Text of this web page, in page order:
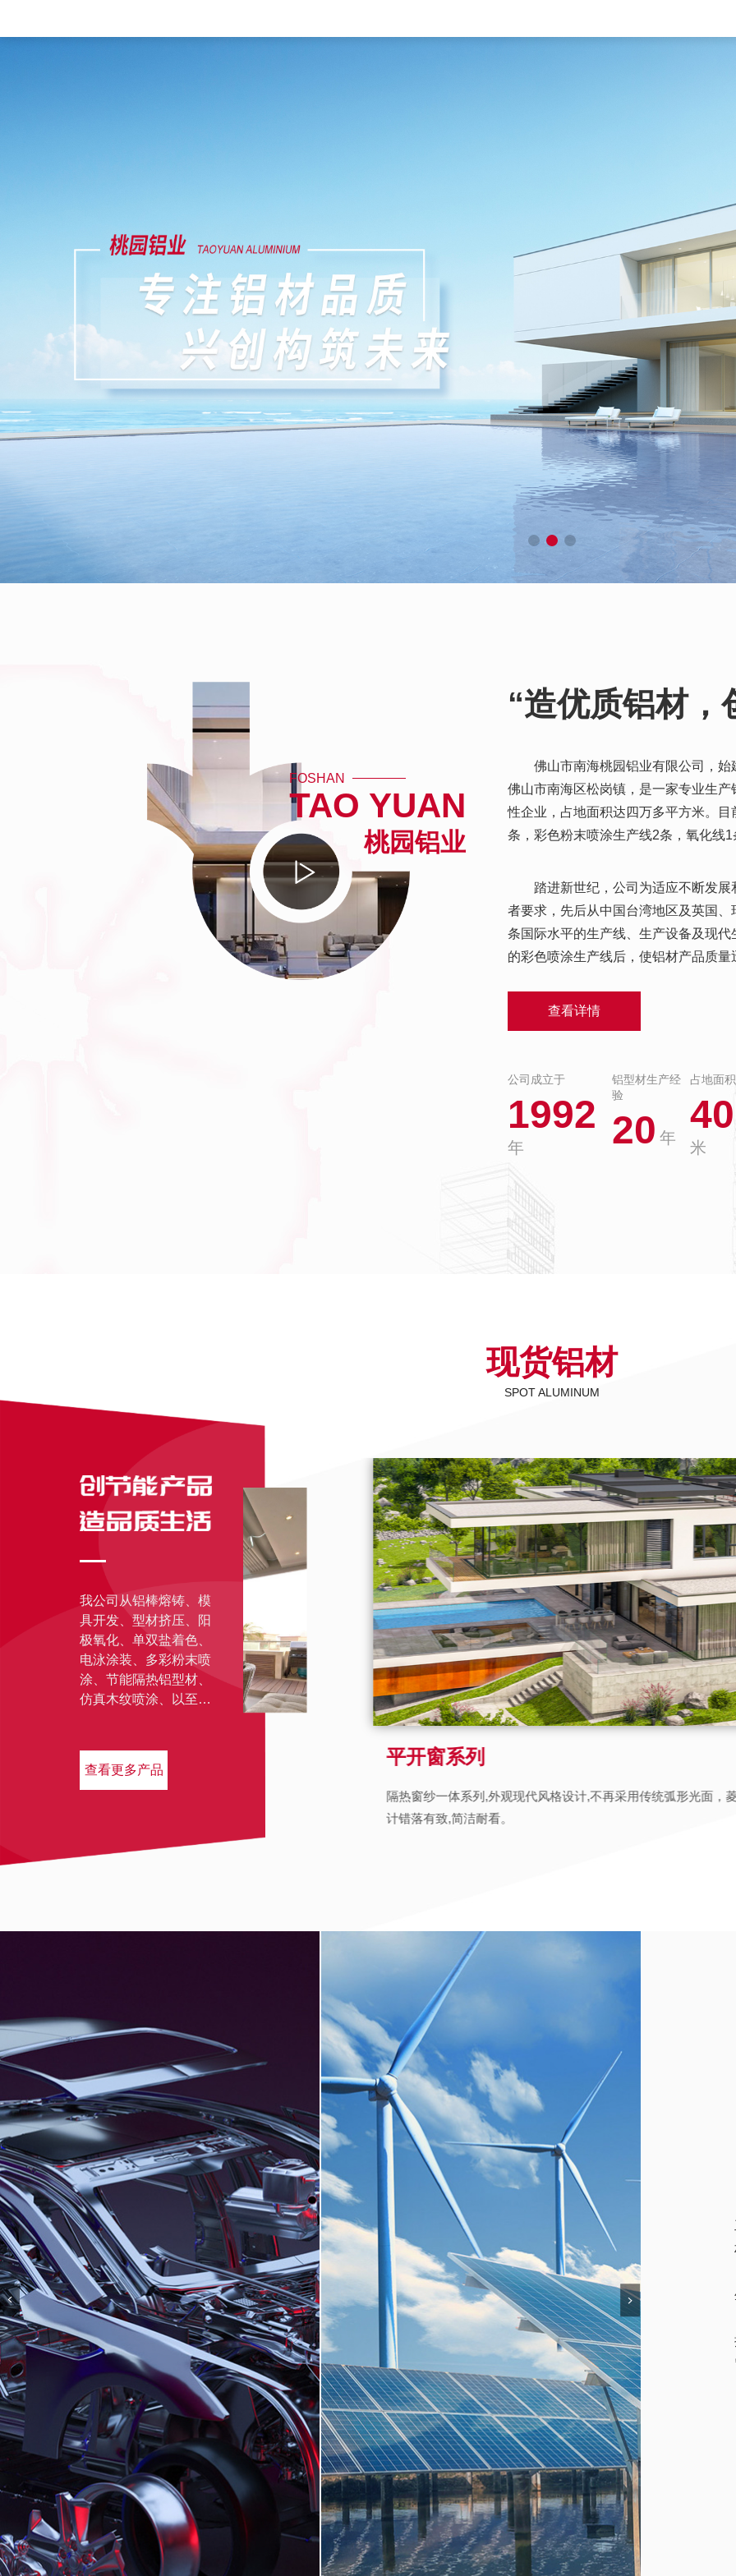
FOSHAN
TAO YUAN
桃园铝业
“造优质铝材，
佛山市南海桃园铝业有限公司，
佛山市南海区松岗镇，是一家专业生
性企业，占地面积达四万多平方米。
条，彩色粉末喷涂生产线2条，氧化线
踏进新世纪，公司为适应不断发
者要求，先后从中国台湾地区及英国
条国际水平的生产线、生产设备及现
的彩色喷涂生产线后，使铝材产品质
查看详情
公司成立于
1992
年
铝型材生产经
验
20 年
占地面
米
现货铝材
SPOT ALUMINUM
我公司从铝棒熔铸、模
具开发、型材挤压、阳
极氧化、单双盐着色、
电泳涂装、多彩粉末喷
涂、节能隔热铝型材、
仿真木纹喷涂、以至精
量得到了大幅提升。
查看更多产品
平开窗系列
隔热窗纱一体系列,外观现代风格设计,不再采用传统弧形光面，
计错落有致,简洁耐看。